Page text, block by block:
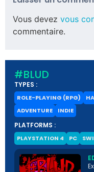
Vous devez vous
commentaire.
#BLUD
TYPES :
ROLE-PLAYING (RPG)
ADVENTURE
INDIE
PLATFORMS :
PLAYSTATION 4 PC